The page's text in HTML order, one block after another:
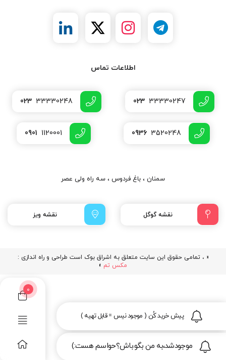
موجودشد،به من بگو.باش؟حواسم هست:)
پیش خرید کُن ( موجود نیس = قابل تهیه )
0
اطلاعات تماس
023 33330247
023 33330248
0936 3520248
0901 1120001
سمنان ، باغ فردوس ، سه راه ولی عصر
نقشه گوگل نقشه ویز
« ، تمامی حقوق این سایت متعلق به اشراق بوک است طراحی و راه اندازی :
مکس تم »